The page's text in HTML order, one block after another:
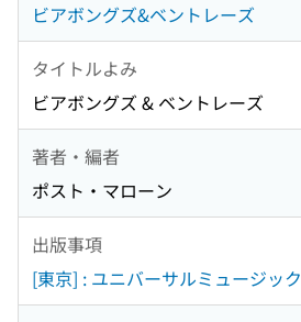
ビアボングズ&ベントレーズ
タイトルよみ
ビアボングズ & ベントレーズ
著者・編者
ポスト・マローン
出版事項
[東京] : ユニバーサルミュージック